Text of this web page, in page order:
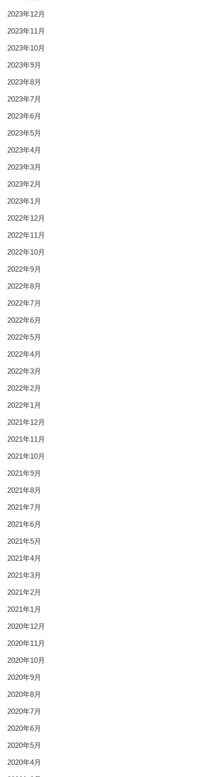
2023年12月
2023年11月
2023年10月
2023年9月
2023年8月
2023年7月
2023年6月
2023年5月
2023年4月
2023年3月
2023年2月
2023年1月
2022年12月
2022年11月
2022年10月
2022年9月
2022年8月
2022年7月
2022年6月
2022年5月
2022年4月
2022年3月
2022年2月
2022年1月
2021年12月
2021年11月
2021年10月
2021年9月
2021年8月
2021年7月
2021年6月
2021年5月
2021年4月
2021年3月
2021年2月
2021年1月
2020年12月
2020年11月
2020年10月
2020年9月
2020年8月
2020年7月
2020年6月
2020年5月
2020年4月